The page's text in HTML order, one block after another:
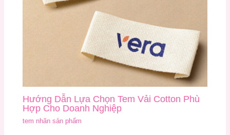
Hướng Dẫn Lựa Chọn Tem Vải Cotton Phù
Hợp Cho Doanh Nghiệp
tem nhãn sản phẩm